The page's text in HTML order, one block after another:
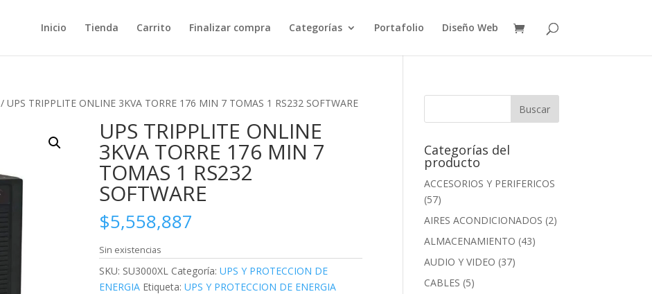
Inicio Tienda Carrito Finalizar compra Categorías Portafolio Diseño Web
/ UPS TRIPPLITE ONLINE 3KVA TORRE 176 MIN 7 TOMAS 1 RS232 SOFTWARE
UPS TRIPPLITE ONLINE
3KVA TORRE 176 MIN 7
TOMAS 1 RS232
SOFTWARE
$5,558,887
Sin existencias
SKU: SU3000XL Categoría:UPS Y PROTECCION DE
ENERGIA Etiqueta:UPS Y PROTECCION DE ENERGIA
Categorías del
producto
ACCESORIOS Y PERIFERICOS
(57)
AIRES ACONDICIONADOS (2)
ALMACENAMIENTO (43)
AUDIO Y VIDEO (37)
CABLES (5)